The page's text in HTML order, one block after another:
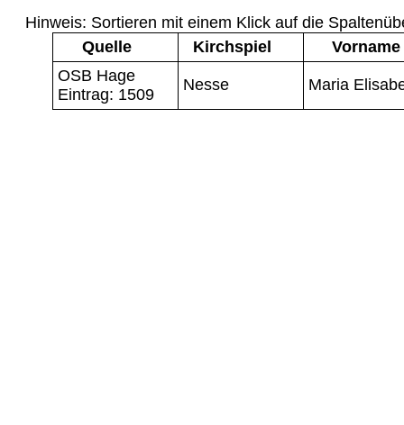
Hinweis: Sortieren mit einem Klick auf die
Quelle
Kirchspiel
Vorname
OSB Hage
Eintrag: 1509
Nesse Maria